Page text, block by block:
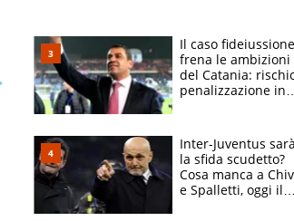
Il caso fideiussione
frena le ambizioni
del Catania:
penalizzazione in
Inter-Juventus sarà
la sfida scudetto?
Cosa manca a
e Spalletti, oggi il